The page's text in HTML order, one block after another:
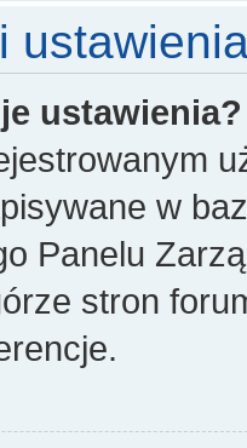
ustawienia?
w
Panelu
stron